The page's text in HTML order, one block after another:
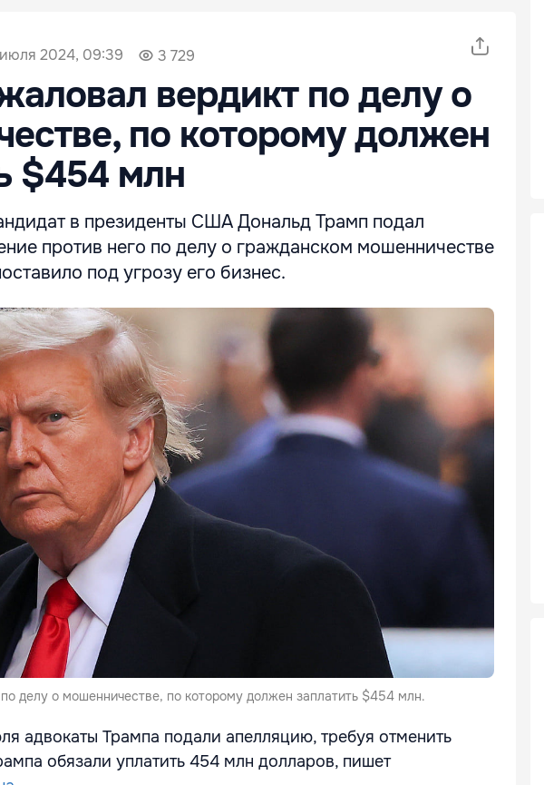
2024, 09:39 3 729
вердикт по делу о
по которому должен
$454 млн
в президенты США Дональд Трамп подал
против него по делу о гражданском мошенничестве
под угрозу его бизнес.
делу о мошенничестве, по которому должен заплатить $454 млн.
адвокаты Трампа подали апелляцию, требуя отменить
обязали уплатить 454 млн долларов, пишет